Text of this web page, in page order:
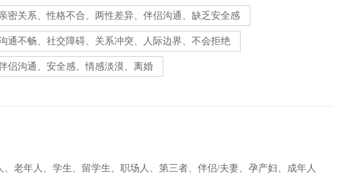
密关系、性格不合、两性差异、伴侣沟通、缺乏安全感
通不畅、社交障碍、关系冲突、人际边界、不会拒绝
侣沟通、安全感、情感淡漠、离婚
、老年人、学生、留学生、职场人、第三者、伴侣/夫妻、孕产妇、成年人